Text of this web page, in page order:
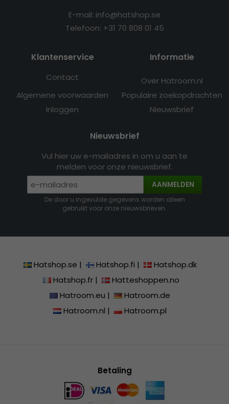
E-mail: info@hatshop.se
Telefoon: +31 70 808 01 45
Klantenservice
Contact
Algemene voorwaarden
Inloggen
Informatie
Over Hatroom.nl
Populaire zoekopdrachten
Nieuwsbrief
Nieuwsbrief
Vul hier uw e-mailadres in om u aan te
melden voor onze nieuwsbrief.
AANMELDEN
De door u ingevulde gegevens worden alleen
gebruikt voor onze nieuwsbrieven.
Hatshop.se | Hatshop.fi |
Hatshop.dk
Hatshop.fr|
Hatteshoppen.no
Hatroom.eu |
Hatroom.de
Hatroom.nl | Hatroom.pl
Betaling